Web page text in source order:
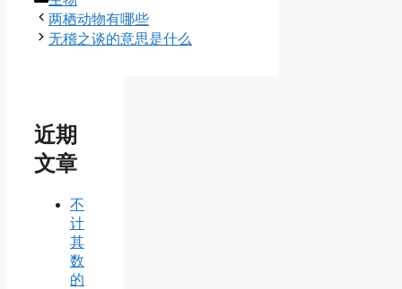
类
两栖动物有哪些
无稽之谈的意思是什么
近期
文章
不
计
其
数
的